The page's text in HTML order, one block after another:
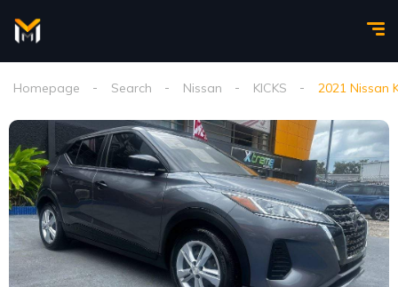
Homepage Search Nissan KICKS 2021 Nissan